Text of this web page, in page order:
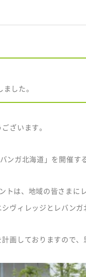
した。
ざいます。
ガ北海道」を開催す
は、地域の皆さまに
ヴィレッジとレバンガ
画しておりますので